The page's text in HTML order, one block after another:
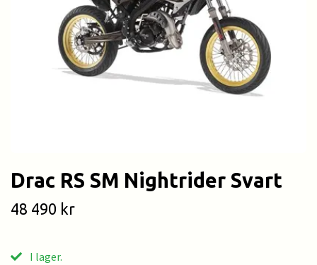
Drac RS SM Nightrider Svart
48 490 kr
I lager.